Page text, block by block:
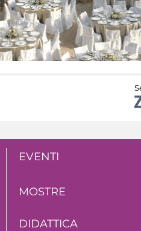
EVENTI
MOSTRE
DIDATTICA